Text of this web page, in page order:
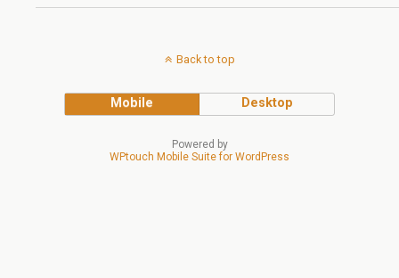
Back to top
Mobile Desktop
Powered by
WPtouch Mobile Suite for WordPress